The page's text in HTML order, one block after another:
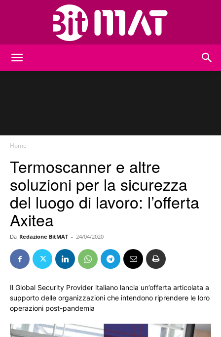
Home
Termoscanner e altre
soluzioni per la sicurezza
del luogo di lavoro: l’offerta
Axitea
Da Redazione BitMAT - 24/04/2020
Il Global Security Provider italiano lancia un’offerta articolata a
supporto delle organizzazioni che intendono riprendere le loro
operazioni post-pandemia